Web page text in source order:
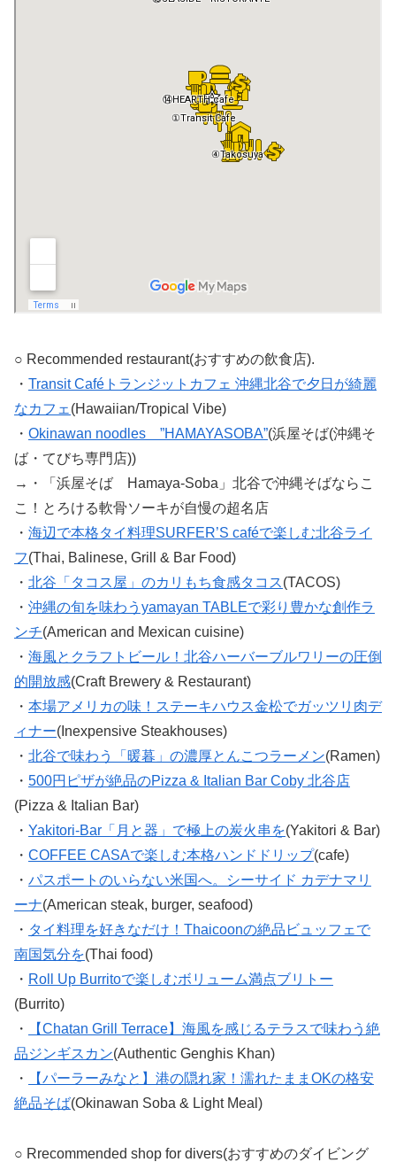
○ Recommended restaurant(おすすめの飲食店).
・ Transit Caféトランジットカフェ 沖縄北谷で夕日が綺麗
なカフェ (Hawaiian/Tropical Vibe)
・ Okinawan noodles ”HAMAYASOBA”(浜屋そば(沖縄そ
ば・てびち専門店))
→・「浜屋そば Hamaya-Soba」北谷で沖縄そばならこ
こ！とろける軟骨ソーキが自慢の超名店
・ 海辺で本格タイ料理SURFER’S caféで楽しむ北谷ライ
フ(Thai, Balinese, Grill & Bar Food)
・ 北谷「タコス屋」のカリもち食感タコス(TACOS)
・ 沖縄の旬を味わうyamayan TABLEで彩り豊かな創作ラ
ンチ(American and Mexican cuisine)
・ 海風とクラフトビール！北谷ハーバーブルワリーの圧倒
的開放感(Craft Brewery & Restaurant)
・ 本場アメリカの味！ステーキハウス金松でガッツリ肉デ
ィナー(Inexpensive Steakhouses)
・ 北谷で味わう「暖暮」の濃厚とんこつラーメン(Ramen)
・ 500円ピザが絶品のPizza & Italian Bar Coby 北谷店
(Pizza & Italian Bar)
・ Yakitori-Bar「月と器」で極上の炭火串を(Yakitori & Bar)
・ COFFEE CASAで楽しむ本格ハンドドリップ(cafe)
・ パスポートのいらない米国へ。シーサイド カデナマリ
ーナ(American steak, burger, seafood)
・ タイ料理を好きなだけ！Thaicoonの絶品ビュッフェで
南国気分を(Thai food)
・ Roll Up Burritoで楽しむボリューム満点ブリトー
(Burrito)
・
【Chatan Grill Terrace】海風を感じるテラスで味わう絶
品ジンギスカン(Authentic Genghis Khan)
・
【パーラーみなと】港の隠れ家！濡れたままOKの格安
絶品そば(Okinawan Soba & Light Meal)
○ Rrecommended shop for divers(おすすめのダイビング